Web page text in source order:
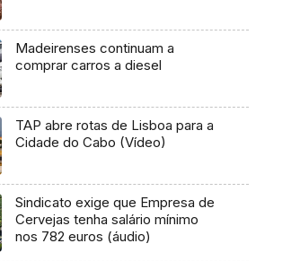
Madeirenses continuam a
comprar carros a diesel
TAP abre rotas de Lisboa para a
Cidade do Cabo (Vídeo)
Sindicato exige que Empresa de
Cervejas tenha salário mínimo
nos 782 euros (áudio)